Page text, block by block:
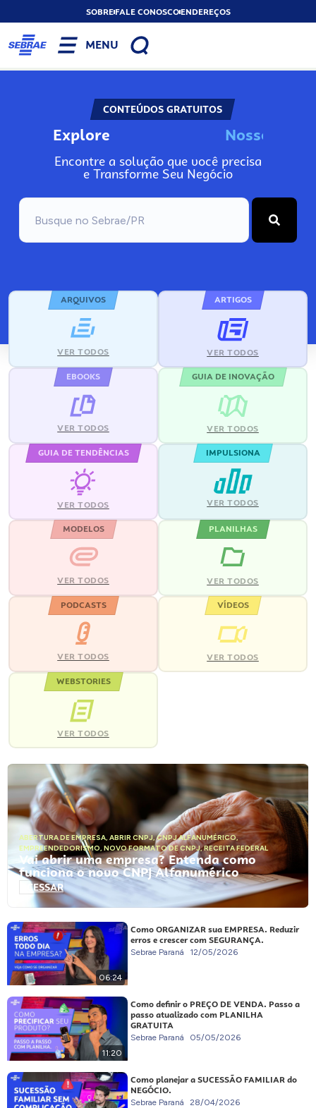
SOBREFALE CONOSCOENDEREÇOS
MENU
CONTEÚDOS GRATUITOS
Explore Nos
Encontre a solução que você precisa
e Transforme Seu Negócio
ARQUIVOS
VER TODOS
ARTIGOS
VER TODOS
EBOOKS
VER TODOS
GUIA DE INOVAÇÃO
VER TODOS
GUIA DE TENDÊNCIAS
VER TODOS
IMPULSIONA
VER TODOS
MODELOS
VER TODOS
PLANILHAS
VER TODOS
PODCASTS
VER TODOS
VÍDEOS
VER TODOS
WEBSTORIES
VER TODOS
ABERTURA DE EMPRESA, ABRIR CNPJ,CNPJ ALFANUMÉRICO,
EMPREENDEDORISMO, NOVO FORMATO DE CNPJ,RECEITA FEDERAL
Vai abrir uma empresa? Entenda como
funciona o novo CNPJ Alfanumérico
ACESSAR
06:24
Como ORGANIZAR sua EMPRESA. Reduzir
erros e crescer com SEGURANÇA.
Sebrae Paraná 12/05/2026
11:20
Como definir o PREÇO DE VENDA. Passo a
passo atualizado com PLANILHA
GRATUITA
Sebrae Paraná 05/05/2026
Como planejar a SUCESSÃO FAMILIAR do
NEGÓCIO.
Sebrae Paraná 28/04/2026